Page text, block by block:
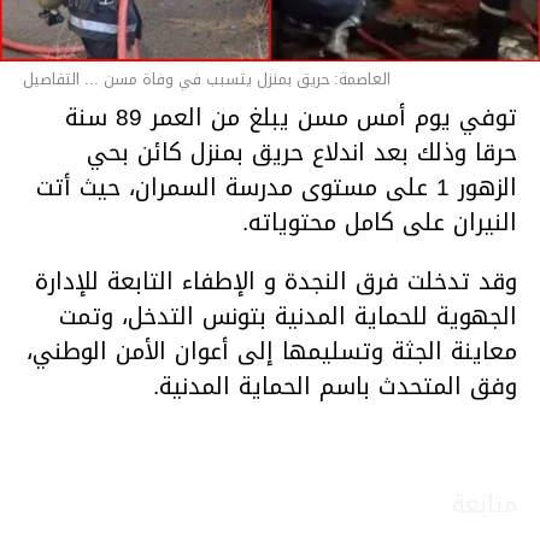
العاصمة: حريق بمنزل يتسبب في وفاة مسن ... التفاصيل
توفي يوم أمس مسن يبلغ من العمر 89 سنة
حرقا وذلك بعد اندلاع حريق بمنزل كائن بحي
الزهور 1 على مستوى مدرسة السمران، حيث أتت
النيران على كامل محتوياته.
وقد تدخلت فرق النجدة و الإطفاء التابعة للإدارة
الجهوية للحماية المدنية بتونس التدخل، وتمت
معاينة الجثة وتسليمها إلى أعوان الأمن الوطني،
وفق المتحدث باسم الحماية المدنية.